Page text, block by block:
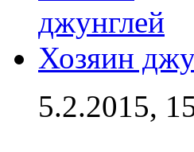
Хозяин
5.2.2015,